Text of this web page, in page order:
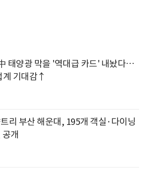
태양광 막을 '역대급 카드' 내놨다…
계 기대감↑
리 부산 해운대, 195개 객실·다이닝
개